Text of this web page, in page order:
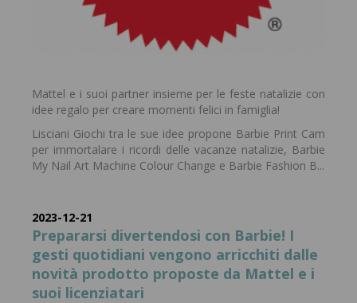
Mattel e i suoi partner insieme per le feste natalizie con
idee regalo per creare momenti felici in famiglia!
Lisciani Giochi tra le sue idee propone Barbie Print Cam
per immortalare i ricordi delle vacanze natalizie, Barbie
My Nail Art Machine Colour Change e Barbie Fashion B...
2023-12-21
Prepararsi divertendosi con Barbie! I
gesti quotidiani vengono arricchiti dalle
novità prodotto proposte da Mattel e i
suoi licenziatari